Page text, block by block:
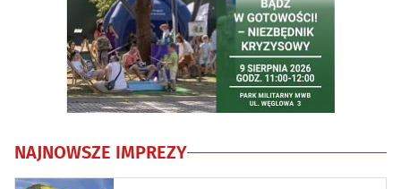
NAJNOWSZE IMPREZY